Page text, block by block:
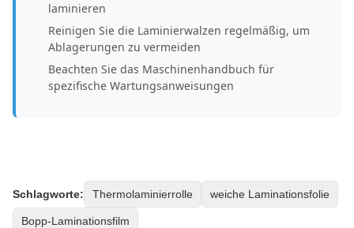
laminieren
Reinigen Sie die Laminierwalzen regelmäßig, um
Ablagerungen zu vermeiden
Beachten Sie das Maschinenhandbuch für
spezifische Wartungsanweisungen
Schlagworte: Thermolaminierrolle weiche Laminationsfolie
Bopp-Laminationsfilm